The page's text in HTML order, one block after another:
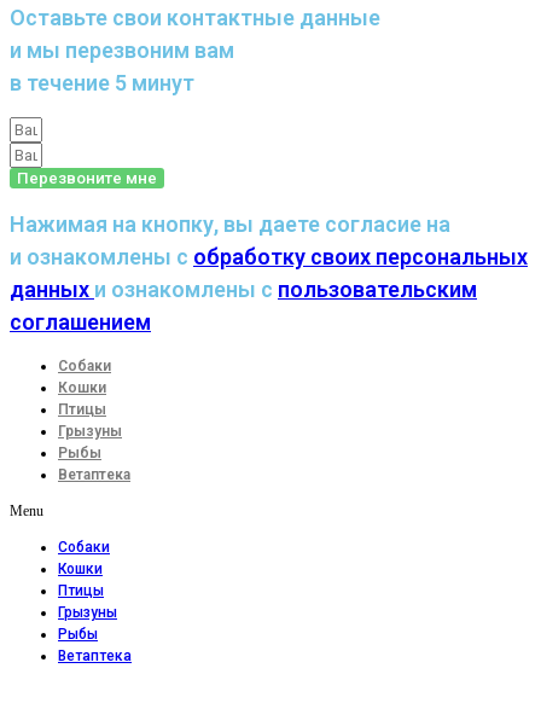
Оставьте свои контактные данные
и мы перезвоним вам
в течение 5 минут
Перезвоните мне
Нажимая на кнопку, вы даете согласие на
и ознакомлены с обработку своих персональных
данных и ознакомлены с пользовательским
соглашением
Собаки
Кошки
Птицы
Грызуны
Рыбы
Ветаптека
Menu
Собаки
Кошки
Птицы
Грызуны
Рыбы
Ветаптека